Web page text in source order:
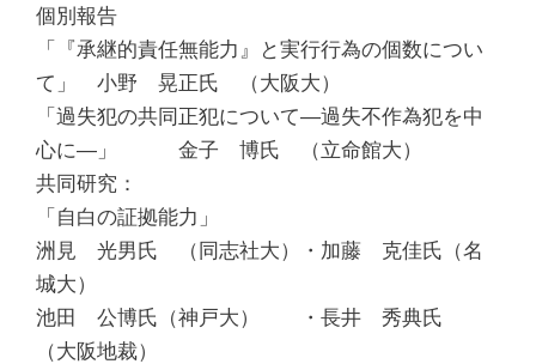
個別報告
「『承継的責任無能力』と実行行為の個数につい
て」 小野 晃正氏 （大阪大）
「過失犯の共同正犯について―過失不作為犯を中
心に―」 金子 博氏 （立命館大）
共同研究：
「自白の証拠能力」
洲見 光男氏 （同志社大）・加藤 克佳氏（名
城大）
池田 公博氏（神戸大） ・長井 秀典氏
（大阪地裁）